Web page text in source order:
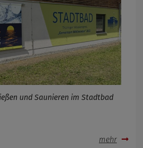
und Saunieren im Stadtbad
mehr